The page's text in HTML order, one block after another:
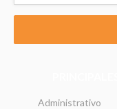
Administrativo